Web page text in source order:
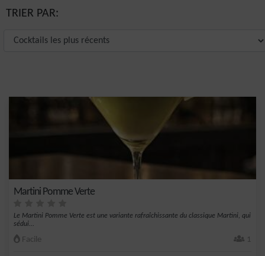
TRIER PAR:
Martini Pomme Verte
Le Martini Pomme Verte est une variante rafraîchissante du classique Martini, qui
sédui...
Facile 1